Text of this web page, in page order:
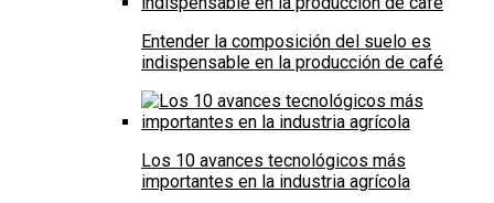
Entender la composición del suelo es
indispensable en la producción de café
Los 10 avances tecnológicos más
importantes en la industria agrícola